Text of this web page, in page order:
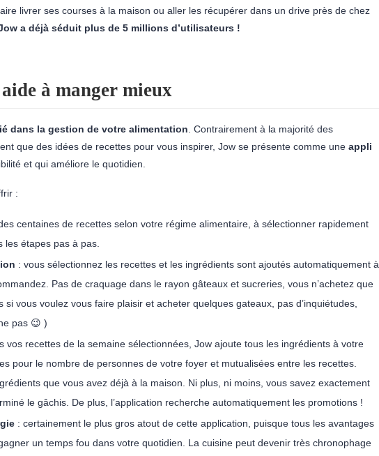
livrer ses courses à la maison ou aller les récupérer dans un drive près de chez
a déjà séduit plus de 5 millions d’utilisateurs !
à manger mieux
dans la gestion de votre alimentation . Contrairement à la majorité des
que des idées de recettes pour vous inspirer, Jow se présente comme une appli
et qui améliore le quotidien.
:
centaines de recettes selon votre régime alimentaire, à sélectionner rapidement
les étapes pas à pas.
: vous sélectionnez les recettes et les ingrédients sont ajoutés automatiquement à
Pas de craquage dans le rayon gâteaux et sucreries, vous n’achetez que
vous voulez vous faire plaisir et acheter quelques gateaux, pas d’inquiétudes,
pas 😉 )
vos recettes de la semaine sélectionnées, Jow ajoute tous les ingrédients à votre
pour le nombre de personnes de votre foyer et mutualisées entre les recettes.
que vous avez déjà à la maison. Ni plus, ni moins, vous savez exactement
le gâchis. De plus, l’application recherche automatiquement les promotions !
: certainement le plus gros atout de cette application, puisque tous les avantages
un temps fou dans votre quotidien. La cuisine peut devenir très chronophage